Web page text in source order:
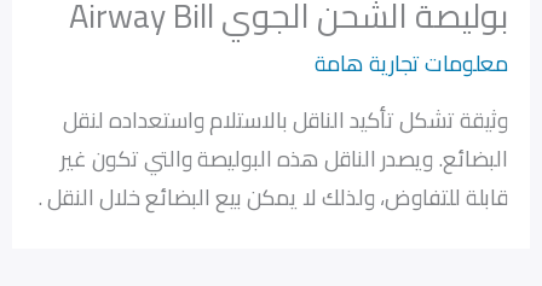
بوليصة الشحن الجوي Airway Bill
معلومات تجارية هامة
وثيقة تشكل تأكيد الناقل بالاستلام واستعداده لنقل
البضائع. ويصدر الناقل هذه البوليصة والتي تكون غير
قابلة للتفاوض، ولذلك لا يمكن بيع البضائع خلال النقل .